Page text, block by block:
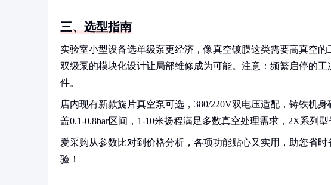
三、选型指南
实验室小型设备选单级泵更经济，像真空镀膜这类需要高真空
双级泵的模块化设计让局部维修成为可能。注意：频繁启停的
件。
店内现有新款旋片真空泵可选，380/220V双电压适配，铸铁机
盖0.1-0.8bar区间，1-10米扬程满足多数真空处理需求，2X系列
爱采购从参数比对到价格分析，各项功能贴心又实用，助您省
验！